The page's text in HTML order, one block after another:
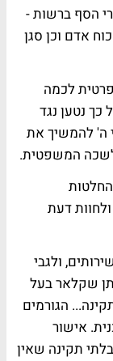
הסף ברשות -
אדם וכן סגן
לכמה
נטען נגד
ה' להמשיך את
המשפטית.
דעת
ולגבי
שקלאר בעל
הגורמים
אישור
תקינה שאין